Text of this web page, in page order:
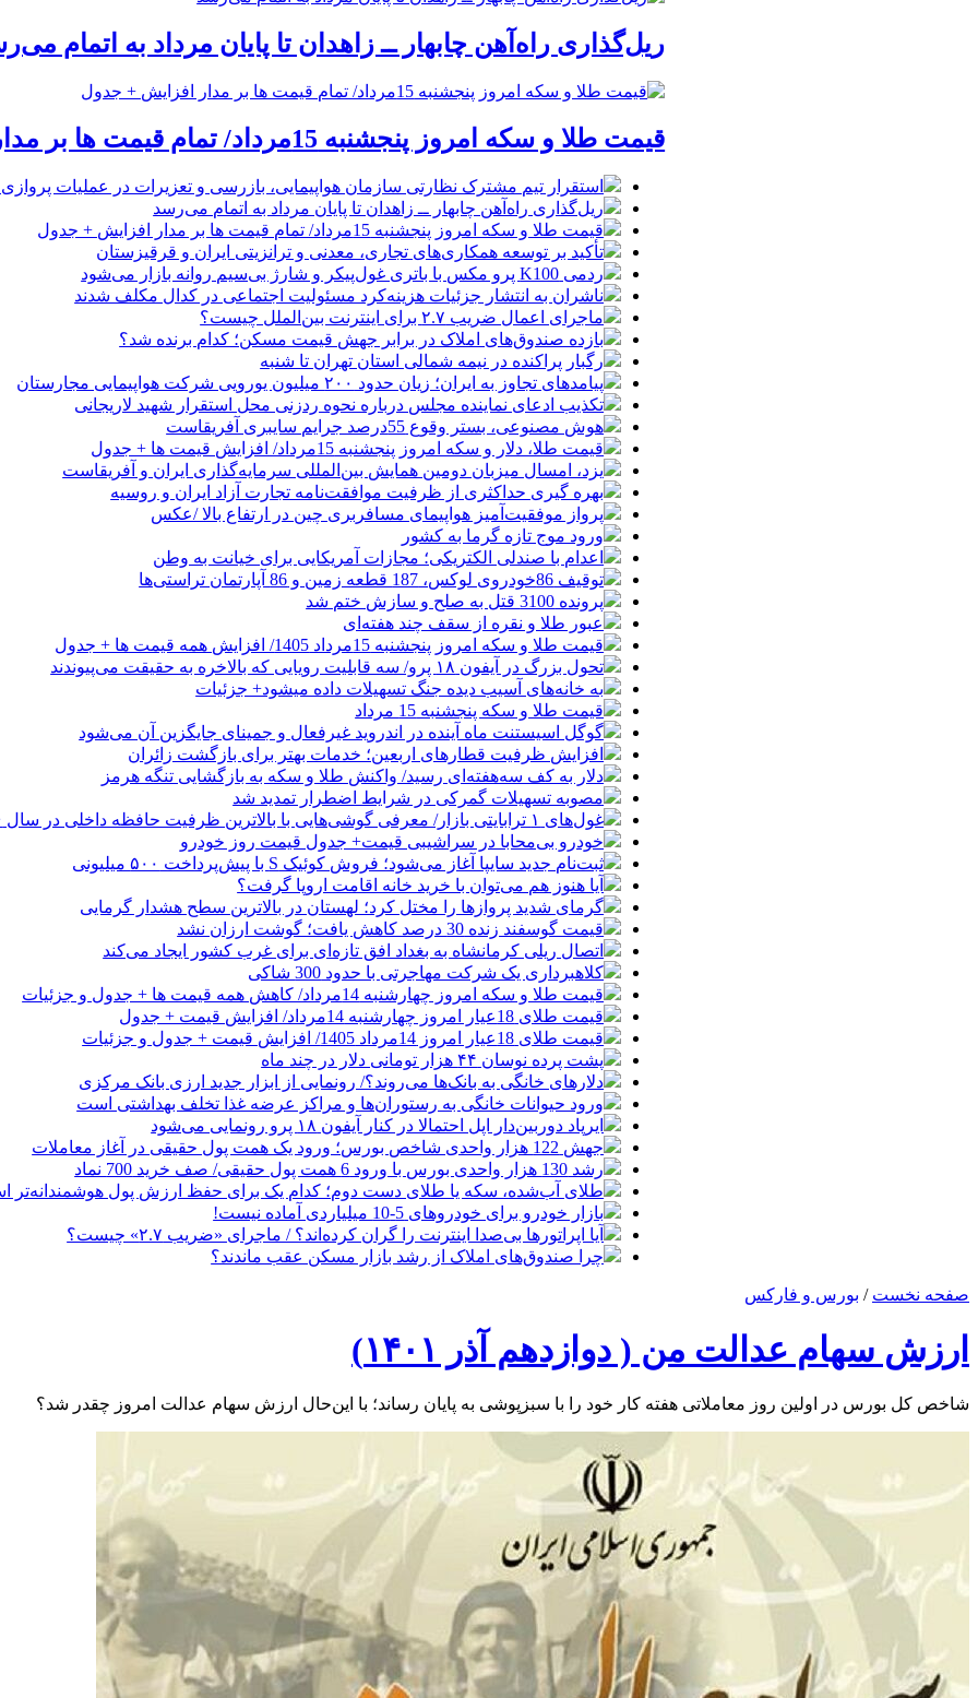
ریل‌گذاری راه‌آهن چابهار ــ زاهدان تا پایان مرداد به اتمام
قیمت طلا و سکه امروز پنجشنبه 15مرداد/ تمام قیمت ها بر مدار افزایش + جدول
استقرار تیم مشترک نظارتی سازمان هواپیمایی، بازرسی و تعزیرات در عملیات پروازی
ریل‌گذاری راه‌آهن چابهار ــ زاهدان تا پایان مرداد به اتمام می‌رسد
قیمت طلا و سکه امروز پنجشنبه 15مرداد/ تمام قیمت ها بر مدار افزایش + جدول
تأکید بر توسعه همکاری‌های تجاری، معدنی و ترانزیتی ایران و قرقیزستان
ردمی K100 پرو مکس با باتری غول‌پیکر و شارژ بی‌سیم روانه بازار می‌شود
ناشران به انتشار جزئیات هزینه‌کرد مسئولیت اجتماعی در کدال مکلف شدند
ماجرای اعمال ضریب ۲.۷ برای اینترنت بین‌الملل چیست؟
بازده صندوق‌های املاک در برابر جهش قیمت مسکن؛ کدام برنده شد؟
رگبار پراکنده در نیمه شمالی استان تهران تا شنبه
پیامدهای تجاوز به ایران؛ زیان حدود ۲۰۰ میلیون یورویی شرکت هواپیمایی مجارستان
تکذیب ادعای نماینده مجلس درباره نحوه ردزنی محل استقرار شهید لاریجانی
هوش مصنوعی، بستر وقوع 55درصد جرایم سایبری آفریقاست
قیمت طلا، دلار و سکه امروز پنجشنبه 15مرداد/ افزایش قیمت ها + جدول
یزد، امسال میزبان دومین همایش بین‌المللی سرمایه‌گذاری ایران و آفریقاست
بهره گیری حداکثری از ظرفیت موافقت‌نامه تجارت آزاد ایران و روسیه
پرواز موفقیت‌آمیز هواپیمای مسافربری چین در ارتفاع بالا /عکس
ورود موج تازه گرما به کشور
اعدام با صندلی الکتریکی؛ مجازات آمریکایی برای خیانت به وطن
توقیف 86خودروی لوکس، 187 قطعه زمین و 86 آپارتمان تراستی‌ها
پرونده 3100 قتل به صلح و سازش ختم شد
عبور طلا و نقره از سقف چند هفته‌ای
قیمت طلا و سکه امروز پنجشنبه 15مرداد 1405/ افزایش همه قیمت ها + جدول
تحول بزرگ در آیفون ۱۸ پرو/ سه قابلیت رویایی که بالاخره به حقیقت می‌پیوندند
به خانه‌های آسیب دیده جنگ تسهیلات داده میشود+ جزئیات
قیمت طلا و سکه پنجشنبه 15 مرداد
گوگل اسیستنت ماه آینده در اندروید غیرفعال و جمینای جایگزین آن می‌شود
افزایش ظرفیت قطارهای اربعین؛ خدمات بهتر برای بازگشت زائران
دلار به کف سه‌هفته‌ای رسید/ واکنش طلا و سکه به بازگشایی تنگه هرمز
مصوبه تسهیلات گمرکی در شرایط اضطرار تمدید شد
غول‌های ۱ ترابایتی بازار/ معرفی گوشی‌هایی با بالاترین ظرفیت حافظه داخلی در سال ۲۰۲۶
خودرو بی‌محابا در سراشیبی قیمت+ جدول قیمت روز خودرو
ثبت‌نام جدید سایپا آغاز می‌شود؛ فروش کوئیک S با پیش‌پرداخت ۵۰۰ میلیونی
آیا هنوز هم می‌توان با خرید خانه اقامت اروپا گرفت؟
گرمای شدید پروازها را مختل کرد؛ لهستان در بالاترین سطح هشدار گرمایی
قیمت گوسفند زنده 30 درصد کاهش یافت؛ گوشت ارزان نشد
اتصال ریلی کرمانشاه به بغداد افق تازه‌ای برای غرب کشور ایجاد می‌کند
کلاهبرداری یک شرکت مهاجرتی با حدود 300 شاکی
قیمت طلا و سکه امروز چهارشنبه 14مرداد/ کاهش همه قیمت ها + جدول و جزئیات
قیمت طلای 18عیار امروز چهارشنبه 14مرداد/ افزایش قیمت + جدول
قیمت طلای 18عیار امروز 14مرداد 1405/ افزایش قیمت + جدول و جزئیات
پشت پرده نوسان ۴۴ هزار تومانی دلار در چند ماه
دلارهای خانگی به بانک‌ها می‌روند؟/ رونمایی از ابزار جدید ارزی بانک مرکزی
ورود حیوانات خانگی به رستوران‌ها و مراکز عرضه غذا تخلف بهداشتی است
ایرپاد دوربین‌دار اپل احتمالا در کنار آیفون ۱۸ پرو رونمایی می‌شود
جهش 122 هزار واحدی شاخص بورس؛ ورود یک همت پول حقیقی در آغاز معاملات
رشد 130 هزار واحدی بورس با ورود 6 همت پول حقیقی/ صف خرید 700 نماد
طلای آب‌شده، سکه یا طلای دست دوم؛ کدام یک برای حفظ ارزش پول هوشمندانه‌تر
بازار خودرو برای خودروهای 5-10 میلیاردی آماده نیست!
آیا اپراتورها بی‌صدا اینترنت را گران کرده‌اند؟ / ماجرای «ضریب ۲.۷» چیست؟
چرا صندوق‌های املاک از رشد بازار مسکن عقب ماندند؟
صفحه نخست / بورس و فارکس
ارزش سهام عدالت من ( دوازدهم آذر ۱۴۰۱)
شاخص کل بورس در اولین روز معاملاتی هفته کار خود را با سبزپوشی به پایان رساند؛ با این‌حال ارزش سهام عدالت امروز چقدر شد؟